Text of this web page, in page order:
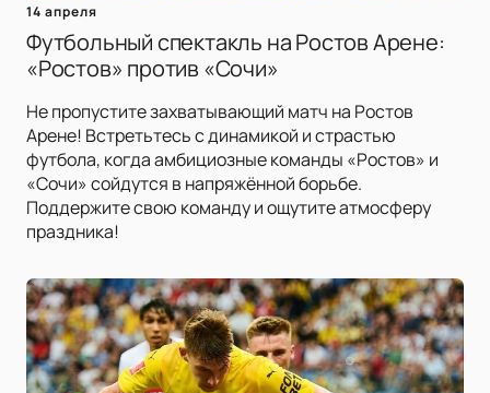
14 апреля
Футбольный спектакль на Ростов Арене:
«Ростов» против «Сочи»
Не пропустите захватывающий матч на Ростов
Арене! Встретьтесь с динамикой и страстью
футбола, когда амбициозные команды «Ростов» и
«Сочи» сойдутся в напряжённой борьбе.
Поддержите свою команду и ощутите атмосферу
праздника!